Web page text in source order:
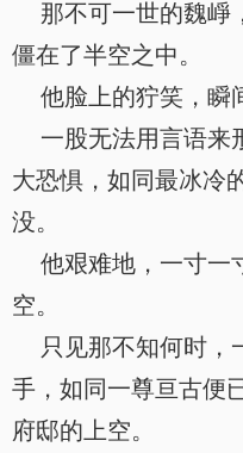
那不可一世的魏崢
僵在了半空之中。
他脸上的狞笑，瞬
一股无法用言语来
大恐惧，如同最冰冷
没。
他艰难地，一寸一
空。
只见那不知何时，
手，如同一尊亘古便
府邸的上空。